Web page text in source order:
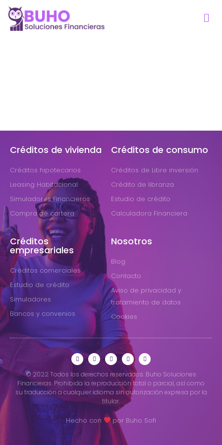
Créditos de vivienda
Créditos hipotecarios
Leasing Habitacional
Simuladores Financieros
Compra de cartera
Créditos de consumo
Créditos de Libre inversión
Crédito de libranza
Estudio de crédito
Calculadora Financiera
Créditos
empresariales
Créditos comerciales
Estudio de crédito
Simuladores
Bancos y convenios
Nosotros
Blog
Contacto
Aviso de privacidad y
tratamiento de datos
Cookies
© 2022 Todos los derechos reservados. Buho Soluciones
Financieras. Prohibida la reproducción total o parcial, así como
su traducción a cualquier idioma sin autorización expresa por la
titular.
Hecho con por Buho Sofi